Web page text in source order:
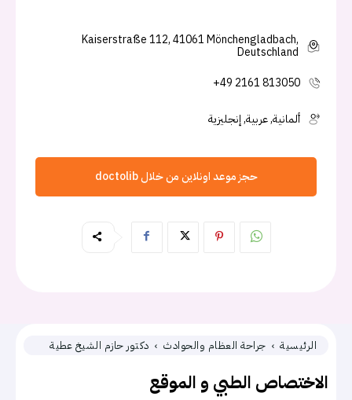
الرئيسية جراحة العظام والحوادث دكتور حازم الشيخ عطية
الاختصاص الطبي و الموقع
Kaiserstraße 112, 41061 Mönchengladbach,
Deutschland
+49 2161 813050
ألمانية, عربية, إنجليزية
حجز موعد اونلاين من خلال doctolib